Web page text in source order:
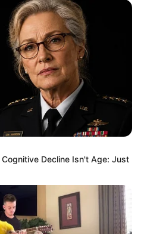
ช็ก ดวงกรกฎาคม
– 31 ก.ค. 69)
รจัดการข้อมูลส่วนบุคคล เพื่อให้คุณได้รับ
รา หากคุณใช้บริการเว็บไซต์นี้ต่อไปโดย
ยอมรับนโยบายคุกกี้และนโยบายส่วน
Decline Isn't Age: Just